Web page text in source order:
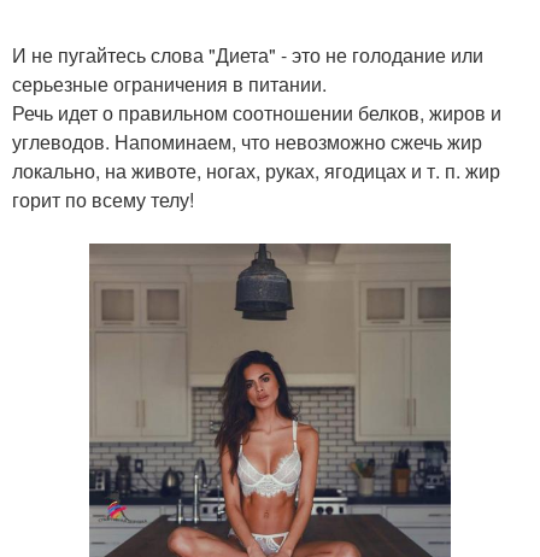
И не пугайтесь слова "Диета" - это не голодание или
серьезные ограничения в питании.
Речь идет о правильном соотношении белков, жиров и
углеводов. Напоминаем, что невозможно сжечь жир
локально, на животе, ногах, руках, ягодицах и т. п. жир
горит по всему телу!